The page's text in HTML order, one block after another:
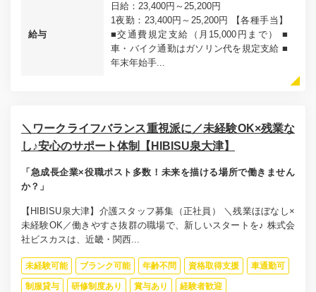
給与
日給：23,400円～25,200円
1夜勤：23,400円～25,200円 【各種手当】
■交通費規定支給（月15,000円まで） ■
車・バイク通勤はガソリン代を規定支給 ■
年末年始手...
＼ワークライフバランス重視派に／未経験OK×残業な
し♪安心のサポート体制【HIBISU泉大津】
「急成長企業×役職ポスト多数！未来を描ける場所で働きません
か？」
【HIBISU泉大津】介護スタッフ募集（正社員） ＼残業ほぼなし×
未経験OK／働きやすさ抜群の職場で、新しいスタートを♪ 株式会
社ビスカスは、近畿・関西...
未経験可能 ブランク可能 年齢不問 資格取得支援 車通勤可
制服貸与 研修制度あり 賞与あり 経験者歓迎